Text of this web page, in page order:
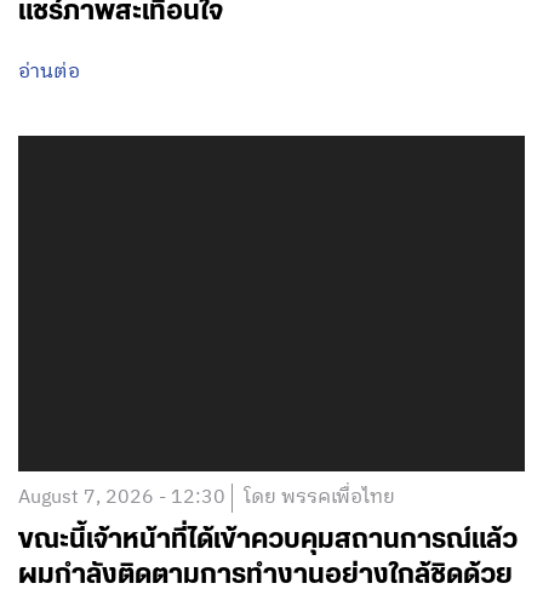
แชร์ภาพสะเทือนใจ
อ่านต่อ
August 7, 2026 - 12:30 โดย พรรคเพื่อไทย
ขณะนี้เจ้าหน้าที่ได้เข้าควบคุมสถานการณ์แล้ว
ผมกำลังติดตามการทำงานอย่างใกล้ชิดด้วย